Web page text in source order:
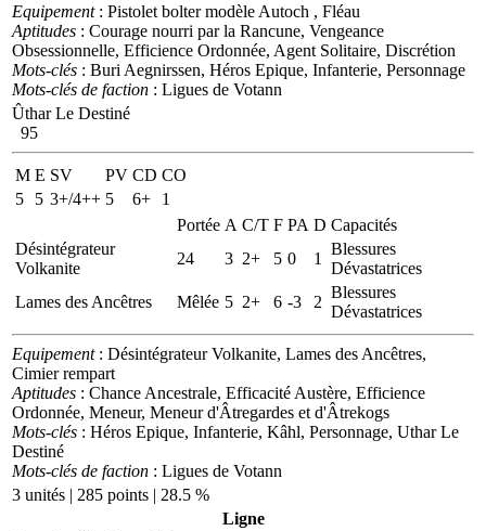
Equipement: Pistolet bolter modèle Autoch , Fléau
Aptitudes : Courage nourri par la Rancune, Vengeance
Obsessionnelle, Efficience Ordonnée, Agent Solitaire, Discrétion
Mots-clés : Buri Aegnirssen, Héros Epique, Infanterie, Personnage
Mots-clés de faction : Ligues de Votann
Ûthar Le Destiné
95
M E SV PV CD CO
5
5 3+/4++ 5 6+
1
Portée A C/T F PA D Capacités
Désintégrateur
Volkanite
24 3 2+ 5 0 1
Blessures
Dévastatrices
Lames des Ancêtres
Mêlée 5 2+ 6 -3 2
Blessures
Dévastatrices
Equipement: Désintégrateur Volkanite, Lames des Ancêtres,
Cimier rempart
Aptitudes : Chance Ancestrale, Efficacité Austère, Efficience
Ordonnée, Meneur, Meneur d'Âtregardes et d'Âtrekogs
Mots-clés : Héros Epique, Infanterie, Kâhl, Personnage, Uthar Le
Destiné
Mots-clés de faction : Ligues de Votann
3 unités | 285 points | 28.5 %
Ligne